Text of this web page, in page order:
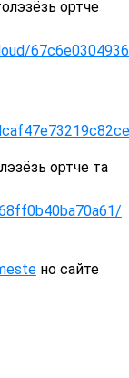
ортче
ортче та
но сайте